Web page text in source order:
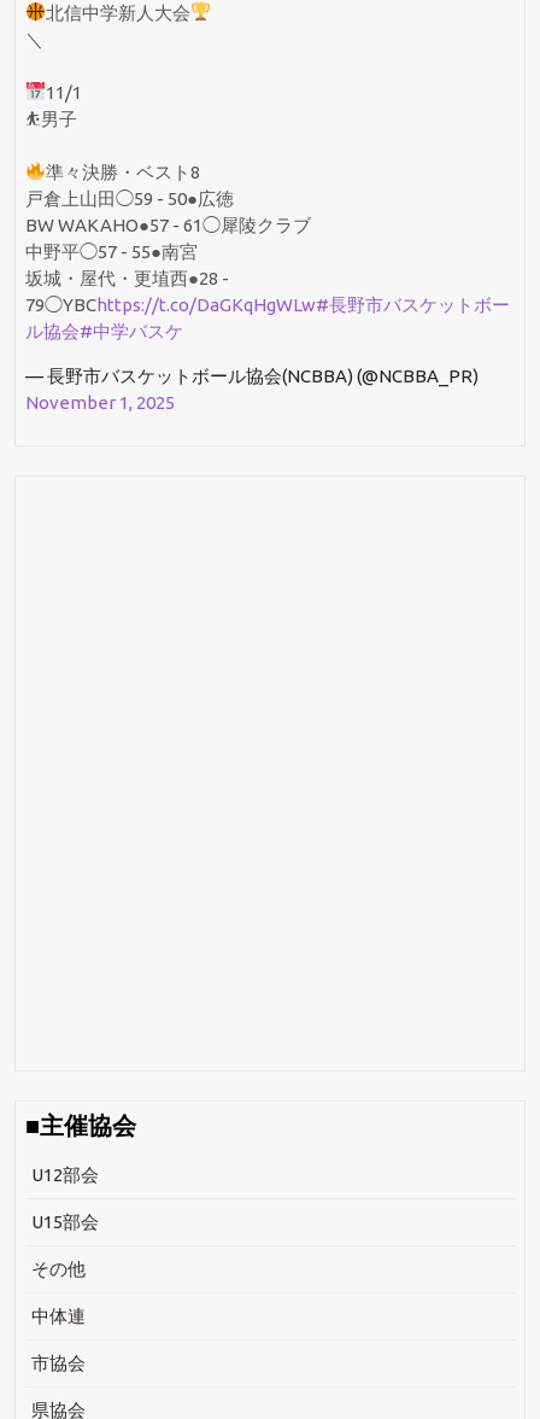
北信中学新人大会
＼
11/1
⛹️男子
準々決勝・ベスト8
戸倉上山田◯59 - 50●広徳
BW WAKAHO●57 - 61◯犀陵クラブ
中野平◯57 - 55●南宮
坂城・屋代・更埴西●28 -
79◯YBChttps://t.co/DaGKqHgWLw#長野市バスケットボー
ル協会#中学バスケ
— 長野市バスケットボール協会(NCBBA) (@NCBBA_PR)
November 1, 2025
■主催協会
U12部会
U15部会
その他
中体連
市協会
県協会